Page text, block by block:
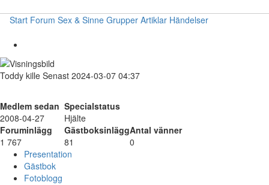
Start Forum Sex & Sinne Grupper Artiklar Händelser
Toddy kille Senast 2024-03-07 04:37
Medlem sedan Specialstatus
2008-04-27
Hjälte
Foruminlägg
GästboksinläggAntal vänner
1 767
81
0
Presentation
Gästbok
Fotoblogg